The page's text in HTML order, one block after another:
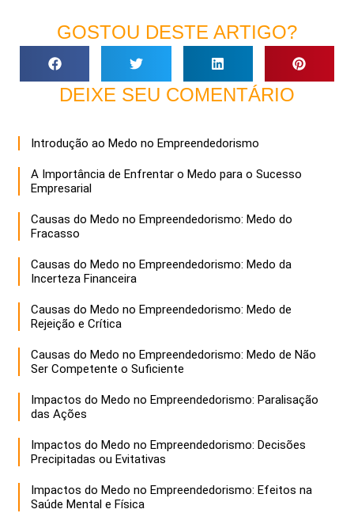
GOSTOU DESTE ARTIGO?
DEIXE SEU COMENTÁRIO
Introdução ao Medo no Empreendedorismo
A Importância de Enfrentar o Medo para o Sucesso
Empresarial
Causas do Medo no Empreendedorismo: Medo do
Fracasso
Causas do Medo no Empreendedorismo: Medo da
Incerteza Financeira
Causas do Medo no Empreendedorismo: Medo de
Rejeição e Crítica
Causas do Medo no Empreendedorismo: Medo de Não
Ser Competente o Suficiente
Impactos do Medo no Empreendedorismo: Paralisação
das Ações
Impactos do Medo no Empreendedorismo: Decisões
Precipitadas ou Evitativas
Impactos do Medo no Empreendedorismo: Efeitos na
Saúde Mental e Física